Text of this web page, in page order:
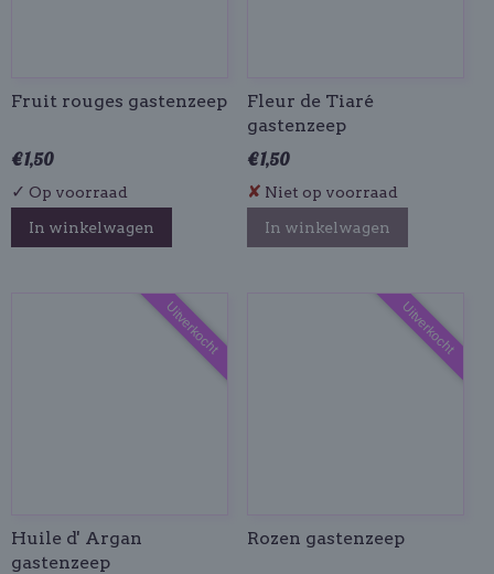
Fruit rouges gastenzeep
€ 1,50
✓ Op voorraad
In winkelwagen
Fleur de Tiaré
gastenzeep
€ 1,50
✘ Niet op voorraad
In winkelwagen
Uitverkocht
Huile d' Argan
gastenzeep
Uitverkocht
Rozen gastenzeep